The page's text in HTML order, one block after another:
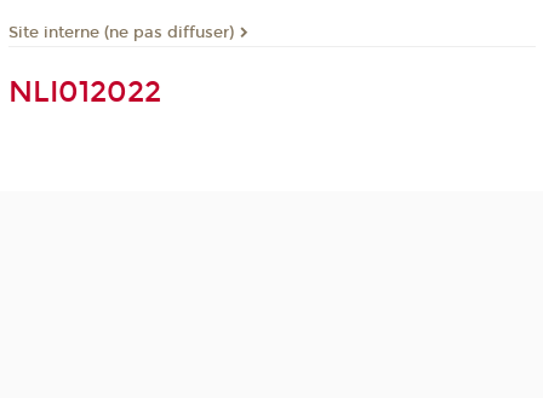
Site interne (ne pas diffuser)
NLI012022